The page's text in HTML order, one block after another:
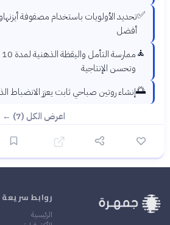
✅تحديد الأولويات باستخدام مصفوفة
أفضل
🧘
وتحسن الإنتاجية
🌅إنشاء روتين صباحي ثابت يعزز الانضباط
اعرض الكل (7) ←
روابط سريعة
الرئيسية